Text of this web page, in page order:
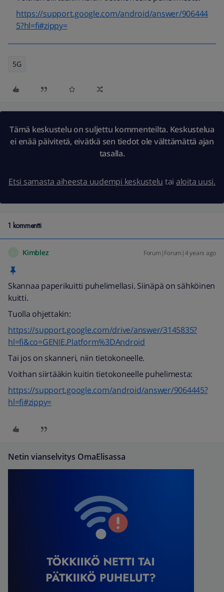
https://support.google.com/android/answer/906444
5?hl=fi#zippy=
5G
Tämä keskustelu on suljettu kommenteilta. Keskustelua
ei enää päivitetä, eivätkä sen tiedot ole välttämättä ajan
tasalla.
Etsi samasta aiheesta uudempi keskustelu tai aloita uusi.
1 kommentti
Kimblez Forum|Forum|4 years ago
Skannaa paperikuitti puhelimellasi. Siinäpä on sähköinen
kuitti.
Tuolla ohjettakin:
https://support.google.com/drive/answer/3145835?
hl=fi&co=GENIE.Platform%3DAndroid
Tai jos on skanneri, niin tietokoneelle.
Voithan siirtääkin kuitin tietokoneelle puhelimesta:
https://support.google.com/android/answer/9064445?
hl=fi#zippy=
Netin vianselvitys OmaElisassa